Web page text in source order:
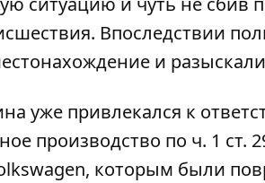
Впоследствии
и
уже привлекался к
производство по ч. 1 ст.
которым были